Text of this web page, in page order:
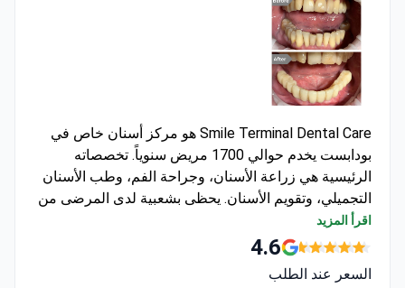
Smile Terminal Dental Care هو مركز أسنان خاص في
بودابست يخدم حوالي 1700 مريض سنوياً. تخصصاته
الرئيسية هي زراعة الأسنان، وجراحة الفم، وطب الأسنان
التجميلي، وتقويم الأسنان. يحظى بشعبية لدى المرضى من
أوروبا والولايات المتحدة وكندا وأستراليا.
غضون 24-72 ساعة بفضل مختبر داخلي.
اقرأ المزيد
4.6
السعر عند الطلب